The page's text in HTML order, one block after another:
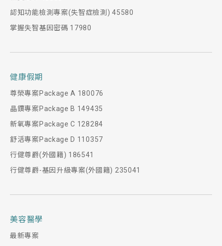
認知功能檢測專案(失智症檢測) 45580
掌握失智基因密碼 17980
健康假期
尊榮專案Package A 180076
晶鑽專案Package B 149435
新氧專案Package C 128284
舒活專案Package D 110357
行健尊爵(外國籍) 186541
行健尊爵-基因升級專案(外國籍) 235041
美容醫學
最新專案